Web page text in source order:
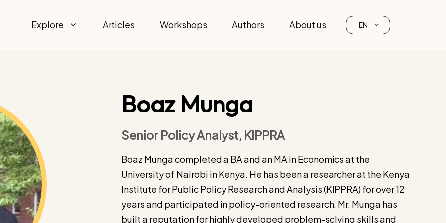
Explore Articles Workshops Authors About us EN
Boaz Munga
Senior Policy Analyst, KIPPRA
Boaz Munga completed a BA and an MA in Economics at the
University of Nairobi in Kenya. He has been a researcher at the Kenya
Institute for Public Policy Research and Analysis (KIPPRA) for over 12
years and participated in policy-oriented research. Mr. Munga has
built a reputation for highly developed problem-solving skills and